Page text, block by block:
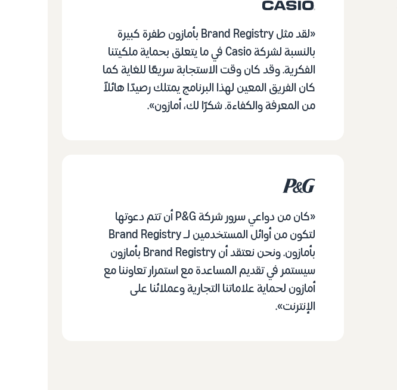
«لقد مثل Brand Registry بأمازون طفرة كبيرة
بالنسبة لشركة Casio في ما يتعلق بحماية ملكيتنا
الفكرية. وقد كان وقت الاستجابة سريعًا للغاية كما
كان الفريق المعين لهذا البرنامج يمتلك رصيدًا هائلاً
من المعرفة والكفاءة. شكرًا لك، أمازون».
«كان من دواعي سرور شركة P&G أن تتم دعوتها
لتكون من أوائل المستخدمين لـ Brand Registry
بأمازون. ونحن نعتقد أن Brand Registry بأمازون
سيستمر في تقديم المساعدة مع استمرار تعاوننا مع
أمازون لحماية علاماتنا التجارية وعملائنا على
الإنترنت».